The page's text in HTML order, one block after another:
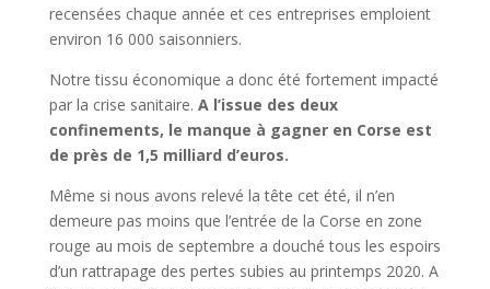
recensées chaque année et ces entreprises emploient
environ 16 000 saisonniers.
Notre tissu économique a donc été fortement impacté
par la crise sanitaire. A l’issue des deux
confinements, le manque à gagner en Corse est
de près de 1,5 milliard d’euros.
Même si nous avons relevé la tête cet été, il n’en
demeure pas moins que l’entrée de la Corse en zone
rouge au mois de septembre a douché tous les espoirs
d’un rattrapage des pertes subies au printemps 2020. A